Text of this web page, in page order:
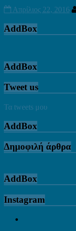
Απρίλιος 22, 2016
AddBox
AddBox
Tweet us
Τα tweets μου
AddBox
Δημοφιλή άρθρα
AddBox
Instagram